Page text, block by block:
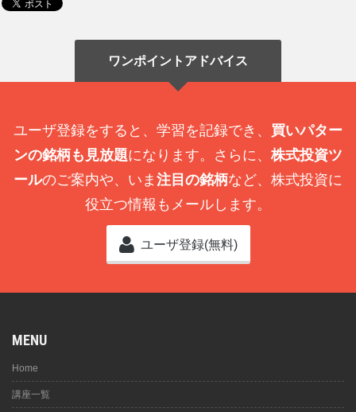
ワンポイントアドバイス
ユーザ登録をすると、学習を記録でき、 買いパター
ンの銘柄も見放題になります。さらに、 株式投資ツ
ールのご案内や、いま 注目の銘柄など、株式投資に
役立つ情報もメールします。
ユーザ登録(無料)
MENU
Home
講座一覧